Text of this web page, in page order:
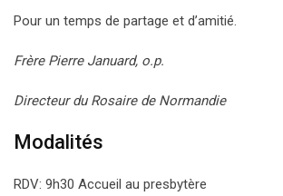
Pour un temps de partage et d’amitié.
Frère Pierre Januard, o.p.
Directeur du Rosaire de Normandie
Modalités
RDV: 9h30 Accueil au presbytère